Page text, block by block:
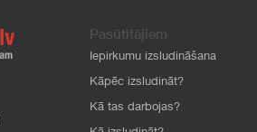
Pasūtītājiem
Iepirkumu izsludināšana
Kāpēc izsludināt?
Kā tas darbojas?